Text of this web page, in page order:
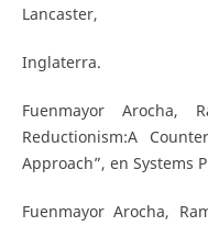
Lancaster,
Inglaterra.
Fuenmayor Arocha,
Reductionism:A
Approach”, en Systems
Fuenmayor Arocha,